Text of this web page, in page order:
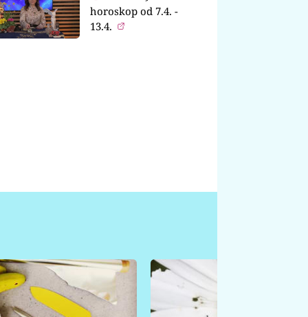
horoskop od 7.4. -
13.4.